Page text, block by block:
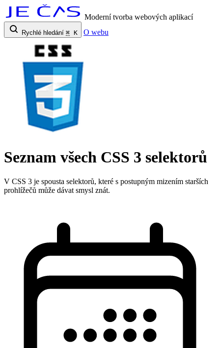
Moderní tvorba webových aplikací
Rychlé hledání ⌘ K O webu
Seznam všech CSS 3 selektorů
V CSS 3 je spousta selektorů, které s postupným mizením starších
prohlížečů může dávat smysl znát.